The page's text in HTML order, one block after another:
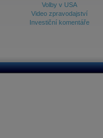
Volby v USA
Video zpravodajství
Investiční komentáře